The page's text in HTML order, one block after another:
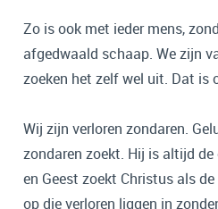
Zo is ook met ieder mens,
afgedwaald schaap. We zijn
zoeken het zelf wel uit. Dat is
Wij zijn verloren zondaren.
zondaren zoekt. Hij is altijd de
en Geest zoekt Christus als
op die verloren liggen in